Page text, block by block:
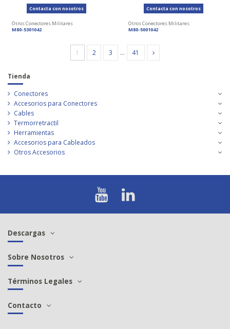
Contacta con nosotros
Otros Conectores Militares
M80-5301042
Contacta con nosotros
Otros Conectores Militares
M80-5001042
1 2 3 … 41
Tienda
Conectores
Accesorios para Conectores
Cables
Termorretractil
Herramientas
Accesorios para Cableados
Otros Accesorios
Descargas
Sobre Nosotros
Términos Legales
Contacto